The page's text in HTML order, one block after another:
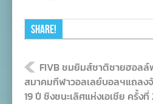
Share!
FIVB ชมยิมส์ชาติชายฮอล
สมาคมกีฬาวอลเลย์บอลฯแถลงจั
19 ปี ชิงชนะเลิศแห่งเอเชีย ครั้งที่